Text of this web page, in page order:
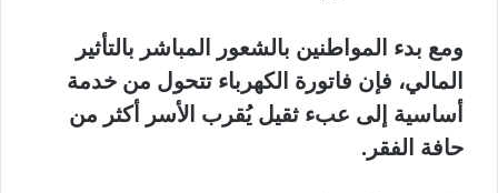
ومع بدء المواطنين بالشعور المباشر بالتأثير
المالي، فإن فاتورة الكهرباء تتحول من خدمة
أساسية إلى عبء ثقيل يُقرب الأسر أكثر من
حافة الفقر.